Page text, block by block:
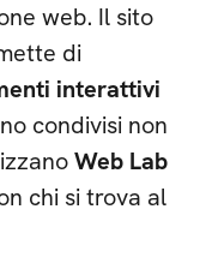
web. Il sito
di
interattivi
condivisi non
Web Lab
chi si trova al